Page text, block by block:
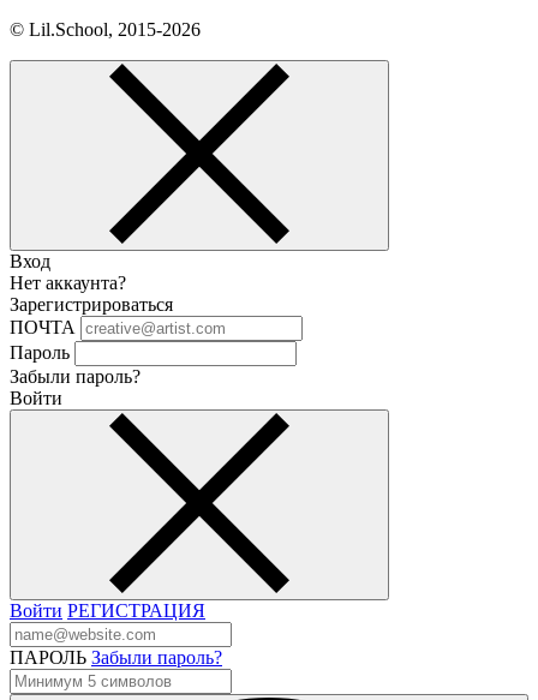
© Lil.School, 2015‐2026
Вход
Нет аккаунта?
Зарегистрироваться
ПОЧТА
Пароль
Забыли пароль?
Войти
Войти РЕГИСТРАЦИЯ
ПАРОЛЬ Забыли пароль?